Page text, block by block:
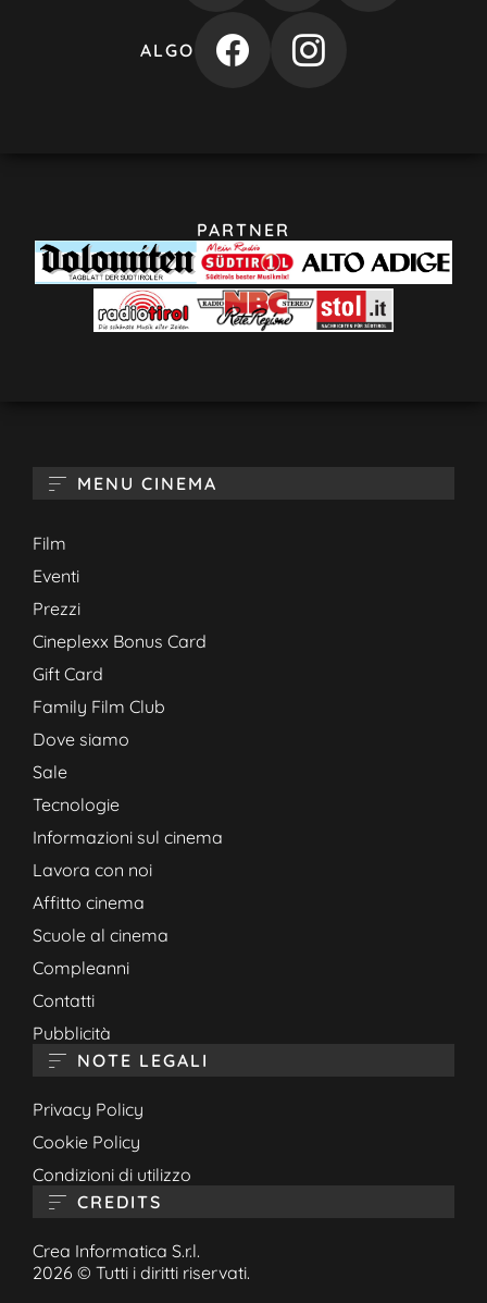
ALGO
PARTNER
MENU CINEMA
Film
Eventi
Prezzi
Cineplexx Bonus Card
Gift Card
Family Film Club
Dove siamo
Sale
Tecnologie
Informazioni sul cinema
Lavora con noi
Affitto cinema
Scuole al cinema
Compleanni
Contatti
Pubblicità
NOTE LEGALI
Privacy Policy
Cookie Policy
Condizioni di utilizzo
CREDITS
Crea Informatica S.r.l.
2026 © Tutti i diritti riservati.